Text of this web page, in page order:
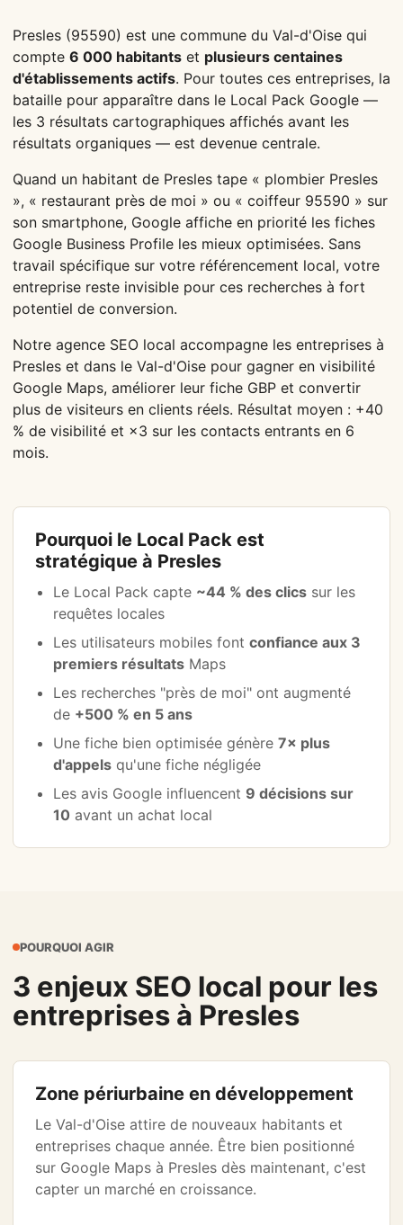
Presles (95590) est une commune du Val-d'Oise qui
compte 6 000 habitants et plusieurs centaines
d'établissements actifs. Pour toutes ces entreprises, la
bataille pour apparaître dans le Local Pack Google —
les 3 résultats cartographiques affichés avant les
résultats organiques — est devenue centrale.
Quand un habitant de Presles tape « plombier Presles
», « restaurant près de moi » ou « coiffeur 95590 » sur
son smartphone, Google affiche en priorité les fiches
Google Business Profile les mieux optimisées. Sans
travail spécifique sur votre référencement local, votre
entreprise reste invisible pour ces recherches à fort
potentiel de conversion.
Notre agence SEO local accompagne les entreprises à
Presles et dans le Val-d'Oise pour gagner en visibilité
Google Maps, améliorer leur fiche GBP et convertir
plus de visiteurs en clients réels. Résultat moyen : +40
% de visibilité et ×3 sur les contacts entrants en 6
mois.
Pourquoi le Local Pack est
stratégique à Presles
Le Local Pack capte ~44 % des clics sur les
requêtes locales
Les utilisateurs mobiles font confiance aux 3
premiers résultats Maps
Les recherches "près de moi" ont augmenté
de +500 % en 5 ans
Une fiche bien optimisée génère 7× plus
d'appels qu'une fiche négligée
Les avis Google influencent 9 décisions sur
10 avant un achat local
POURQUOI AGIR
3 enjeux SEO local pour les
entreprises à Presles
Zone périurbaine en développement
Le Val-d'Oise attire de nouveaux habitants et
entreprises chaque année. Être bien positionné
sur Google Maps à Presles dès maintenant, c'est
capter un marché en croissance.